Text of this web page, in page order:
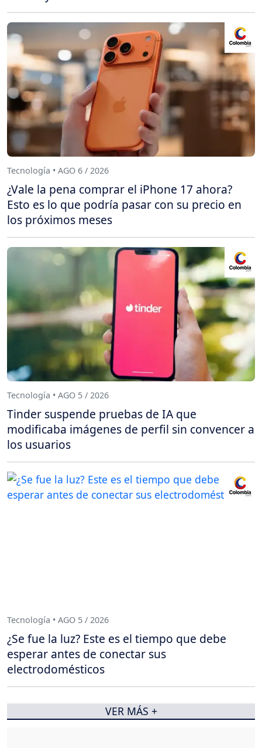
Tecnología • AGO 6 / 2026
¿Vale la pena comprar el iPhone 17 ahora?
Esto es lo que podría pasar con su precio en
los próximos meses
Tecnología • AGO 5 / 2026
Tinder suspende pruebas de IA que
modificaba imágenes de perfil sin convencer a
los usuarios
Tecnología • AGO 5 / 2026
¿Se fue la luz? Este es el tiempo que debe
esperar antes de conectar sus
electrodomésticos
VER MÁS +